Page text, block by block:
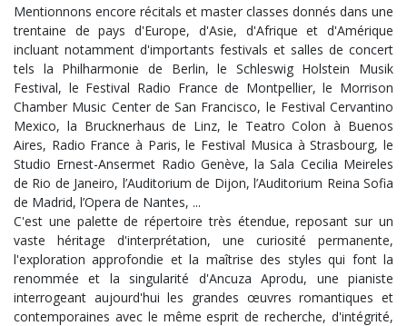
Mentionnons encore récitals et master classes donnés dans une
trentaine de pays d'Europe, d'Asie, d'Afrique et d'Amérique
incluant notamment d'importants festivals et salles de concert
tels la Philharmonie de Berlin, le Schleswig Holstein Musik
Festival, le Festival Radio France de Montpellier, le Morrison
Chamber Music Center de San Francisco, le Festival Cervantino
Mexico, la Brucknerhaus de Linz, le Teatro Colon à Buenos
Aires, Radio France à Paris, le Festival Musica à Strasbourg, le
Studio Ernest-Ansermet Radio Genève, la Sala Cecilia Meireles
de Rio de Janeiro, l’Auditorium de Dijon, l’Auditorium Reina Sofia
de Madrid, l’Opera de Nantes, ...
C'est une palette de répertoire très étendue, reposant sur un
vaste héritage d'interprétation, une curiosité permanente,
l'exploration approfondie et la maîtrise des styles qui font la
renommée et la singularité d'Ancuza Aprodu, une pianiste
interrogeant aujourd'hui les grandes œuvres romantiques et
contemporaines avec le même esprit de recherche, d'intégrité,